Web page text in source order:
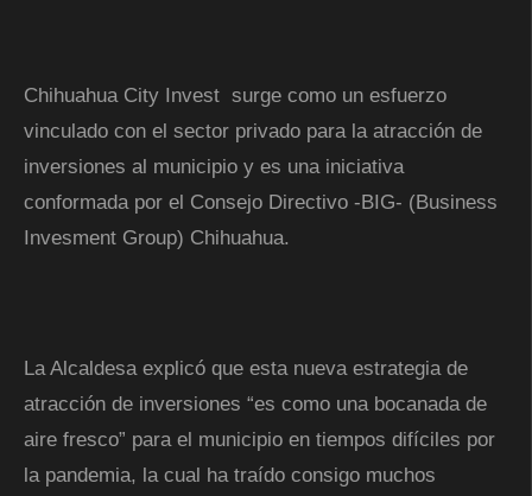
Chihuahua City Invest surge como un esfuerzo
vinculado con el sector privado para la atracción de
inversiones al municipio y es una iniciativa
conformada por el Consejo Directivo -BIG- (Business
Invesment Group) Chihuahua.
La Alcaldesa explicó que esta nueva estrategia de
atracción de inversiones “es como una bocanada de
aire fresco” para el municipio en tiempos difíciles por
la pandemia, la cual ha traído consigo muchos